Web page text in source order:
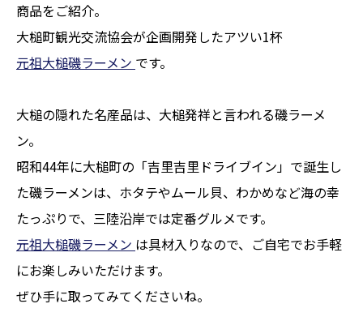
商品をご紹介。
大槌町観光交流協会が企画開発したアツい1杯
元祖大槌磯ラーメン です。
大槌の隠れた名産品は、大槌発祥と言われる磯ラーメ
ン。
昭和44年に大槌町の「吉里吉里ドライブイン」で誕生し
た磯ラーメンは、ホタテやムール貝、わかめなど海の幸
たっぷりで、三陸沿岸では定番グルメです。
元祖大槌磯ラーメン は具材入りなので、ご自宅でお手軽
にお楽しみいただけます。
ぜひ手に取ってみてくださいね。